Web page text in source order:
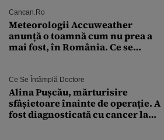
Cancan.ro
Meteorologii Accuweather
anunță o toamnă cum nu prea a
mai fost, în România. Ce se
București. Pe ce dată ninge
Ce Se Întâmplă Doctore
Alina Pușcău, mărturisire
sfâșietoare înainte de operație. A
fost diagnosticată cu cancer la